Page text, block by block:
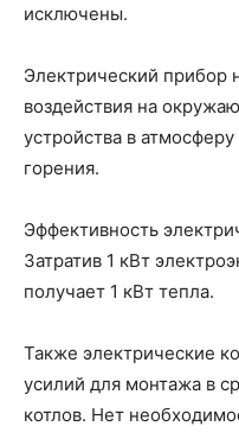
исключены.
Электрический прибор
воздействия на
устройства в
горения.
Эффективность
Затратив 1 кВт
получает 1 кВт тепла.
Также электрические
усилий для монтажа в
котлов. Нет